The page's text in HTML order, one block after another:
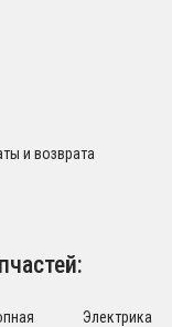
и возврата
Электрика